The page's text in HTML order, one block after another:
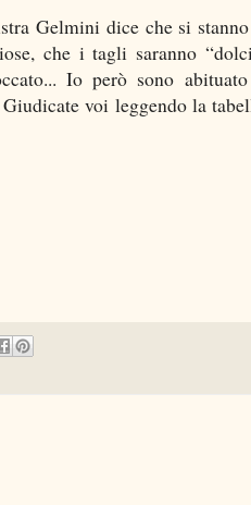
Gelmini dice che si
che i tagli saranno
Io però sono
voi leggendo la